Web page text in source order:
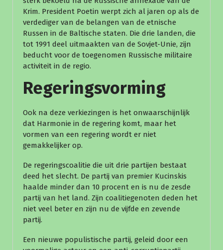
Krim. President Poetin werpt zich al jaren op als de
verdediger van de belangen van de etnische
Russen in de Baltische staten. Die drie landen, die
tot 1991 deel uitmaakten van de Sovjet-Unie, zijn
beducht voor de toegenomen Russische militaire
activiteit in de regio.
Regeringsvorming
Ook na deze verkiezingen is het onwaarschijnlijk
dat Harmonie in de regering komt, maar het
vormen van een regering wordt er niet
gemakkelijker op.
De regeringscoalitie die uit drie partijen bestaat
deed het slecht. De partij van premier Kucinskis
haalde minder dan 10 procent en is nu de zesde
partij van het land. Zijn coalitiegenoten deden het
niet veel beter en zijn nu de vijfde en zevende
partij.
Een nieuwe populistische partij, geleid door een